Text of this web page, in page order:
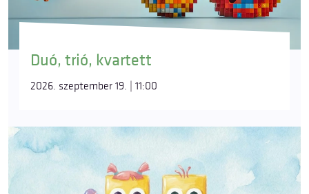
Duó, trió, kvartett
2026. szeptember 19. | 11:00